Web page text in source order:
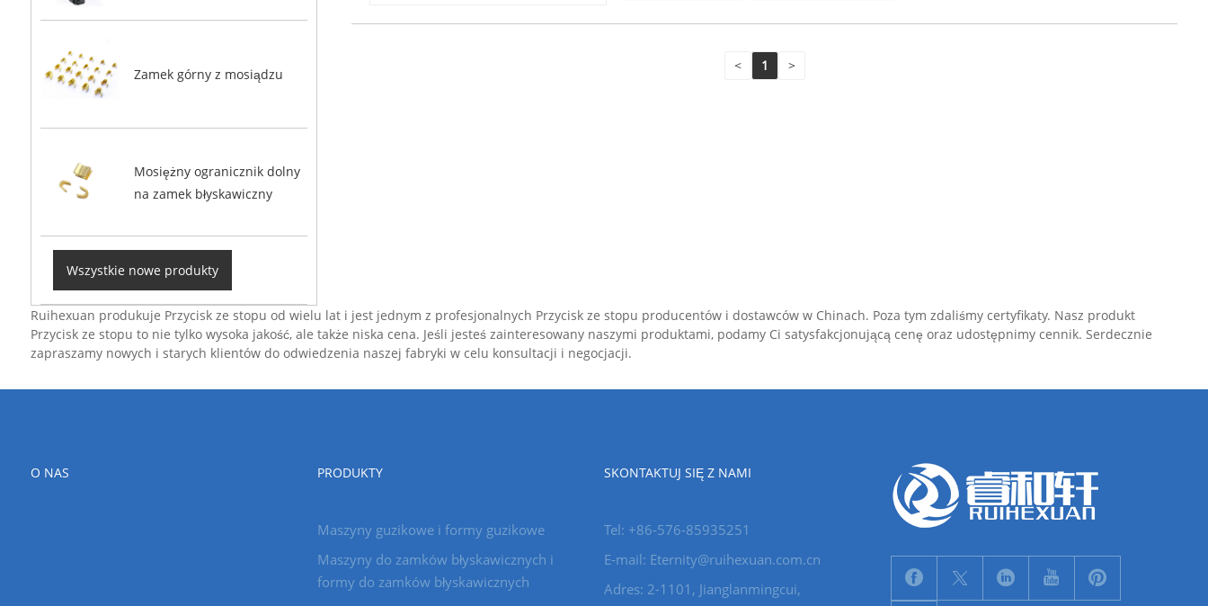
Zamek górny z mosiądzu
Mosiężny ogranicznik dolny
na zamek błyskawiczny
Wszystkie nowe produkty
< 1 >
Ruihexuan produkuje Przycisk ze stopu od wielu lat i jest jednym z profesjonalnych Przycisk ze stopu producentów i dostawców w Chinach. Poza tym zdaliśmy certyfikaty. Nasz produkt
Przycisk ze stopu to nie tylko wysoka jakość, ale także niska cena. Jeśli jesteś zainteresowany naszymi produktami, podamy Ci satysfakcjonującą cenę oraz udostępnimy cennik. Serdecznie
zapraszamy nowych i starych klientów do odwiedzenia naszej fabryki w celu konsultacji i negocjacji.
O NAS PRODUKTY
Maszyny guzikowe i formy guzikowe
Maszyny do zamków błyskawicznych i
formy do zamków błyskawicznych
SKONTAKTUJ SIĘ Z NAMI
Tel: +86-576-85935251
E-mail: Eternity@ruihexuan.com.cn
Adres: 2-1101, Jianglanmingcui,